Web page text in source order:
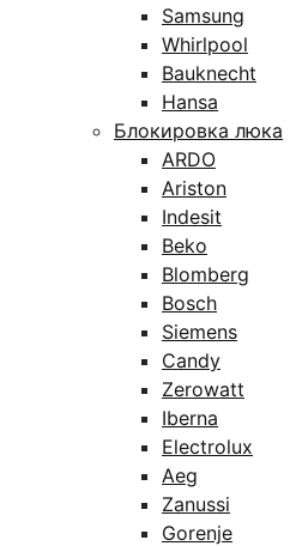
Samsung
Whirlpool
Bauknecht
Hansa
Блокировка люка
ARDO
Ariston
Indesit
Beko
Blomberg
Bosch
Siemens
Candy
Zerowatt
Iberna
Electrolux
Aeg
Zanussi
Gorenje